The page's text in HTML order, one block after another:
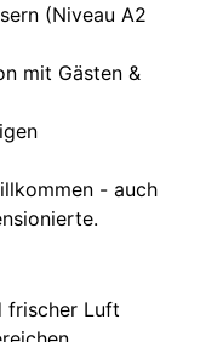
(Niveau A2
mit Gästen &
- auch
frischer Luft